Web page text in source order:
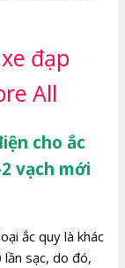
đạp
All
cho ắc
vạch mới
ắc quy là khác
sạc, do đó,